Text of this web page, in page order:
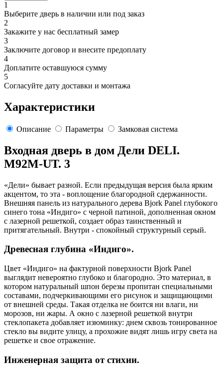
1
Выберите дверь в наличии или под заказ
2
Закажите у нас бесплатный замер
3
Заключите договор и внесите предоплату
4
Доплатите оставшуюся сумму
5
Согласуйте дату доставки и монтажа
Характеристики
Описание Параметры Замковая система
Входная дверь в дом Дели DELI.
M92M-UT. 3
«Дели» бывает разной. Если предыдущая версия была ярким
акцентом, то эта - воплощение благородной сдержанности.
Внешняя панель из натурального дерева Bjork Panel глубокого
синего тона «Индиго» с черной патиной, дополненная окном
с лазерной решеткой, создает образ таинственный и
притягательный. Внутри - спокойный структурный серый.
Древесная глубина «Индиго».
Цвет «Индиго» на фактурной поверхности Bjork Panel
выглядит невероятно глубоко и благородно. Это материал, в
котором натуральный шпон березы пропитан специальными
составами, подчеркивающими его рисунок и защищающими
от внешней среды. Такая отделка не боится ни влаги, ни
морозов, ни жары. А окно с лазерной решеткой внутри
стеклопакета добавляет изюминку: днем сквозь тонированное
стекло вы видите улицу, а прохожие видят лишь игру света на
решетке и свое отражение.
Инженерная защита от стихии.